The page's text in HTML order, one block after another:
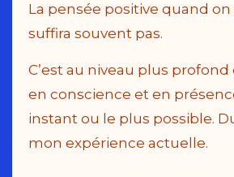
La pensée positive quand
suffira souvent pas.
C’est au niveau plus profond
en conscience et en
instant ou le plus possible.
mon expérience actuelle.